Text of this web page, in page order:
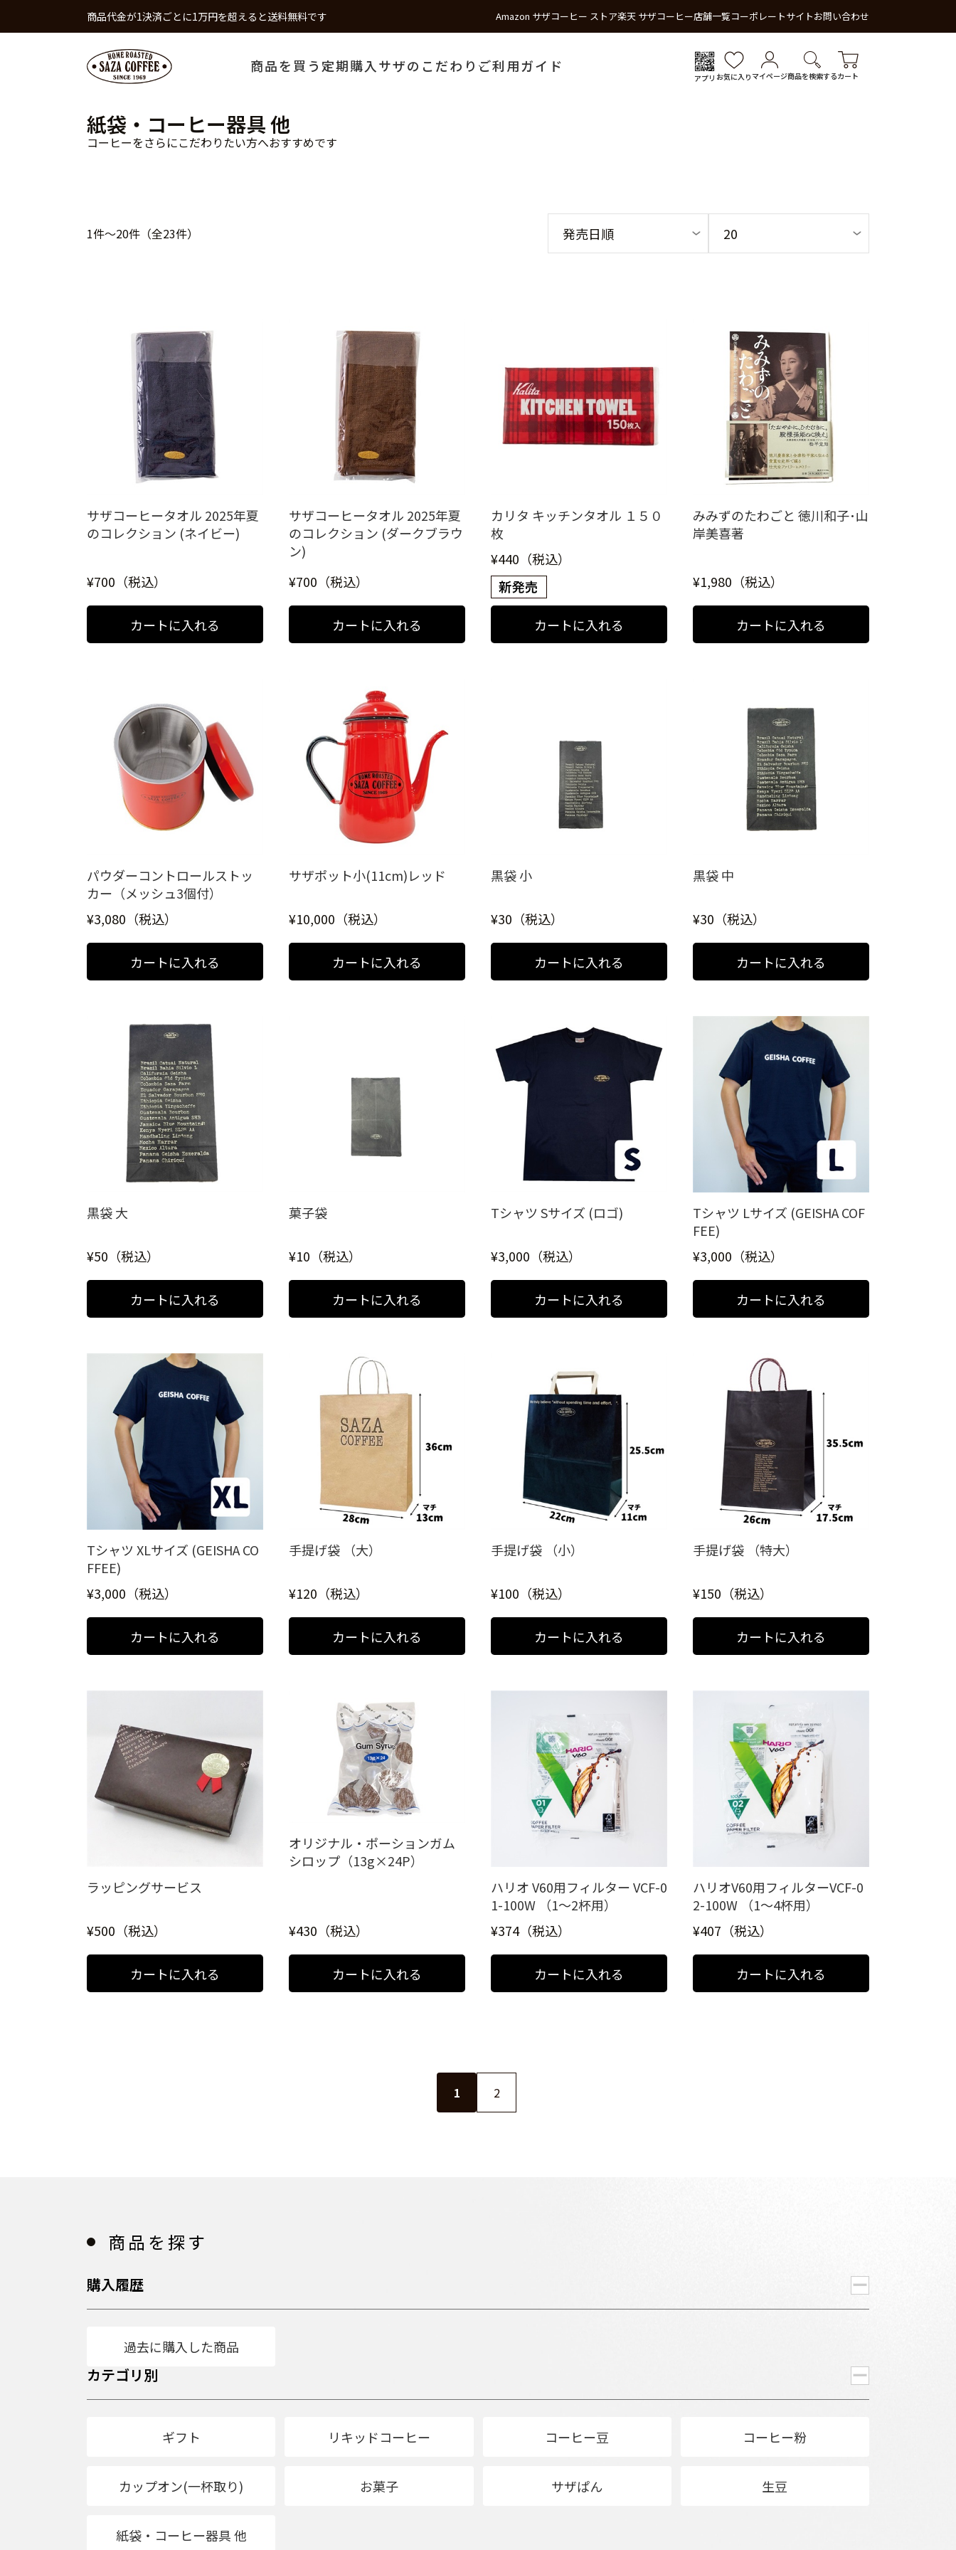
商品代金が1決済ごとに1万円を超えると送料無料です Amazon サザコーヒー ストア楽天 サザコーヒー店舗一覧コーポレートサイトお問い合わせ
商品を買う 定期購入 サザのこだわり ご利用ガイド
アプリ お気に入り マイページ商品を検索するカート
紙袋・コーヒー器具 他
コーヒーをさらにこだわりたい方へおすすめです
1件～20件（全23件）
サザコーヒータオル 2025年夏
のコレクション (ネイビー)
¥700（税込）
サザコーヒータオル 2025年夏
のコレクション (ダークブラウ
ン)
¥700（税込）
カリタ キッチンタオル １５０
枚
¥440（税込）
みみずのたわごと 徳川和子･山
岸美喜著
¥1,980（税込）
パウダーコントロールストッ
カー（メッシュ3個付）
¥3,080（税込）
サザポット小(11cm)レッド
¥10,000（税込）
黒袋 小
¥30（税込）
黒袋 中
¥30（税込）
黒袋 大
¥50（税込）
菓子袋
¥10（税込）
Tシャツ Sサイズ (ロゴ)
¥3,000（税込）
Tシャツ Lサイズ (GEISHA COF
FEE)
¥3,000（税込）
Tシャツ XLサイズ (GEISHA CO
FFEE)
¥3,000（税込）
手提げ袋 （大）
¥120（税込）
手提げ袋 （小）
¥100（税込）
手提げ袋 （特大）
¥150（税込）
ラッピングサービス
¥500（税込）
オリジナル・ポーションガム
シロップ（13g×24P）
¥430（税込）
ハリオ V60用フィルター VCF-0
1-100W （1～2杯用）
¥374（税込）
ハリオV60用フィルターVCF-0
2-100W （1～4杯用）
¥407（税込）
1 2
商品を探す
購入履歴
過去に購入した商品
カテゴリ別
ギフト リキッドコーヒー コーヒー豆 コーヒー粉
カップオン(一杯取り) お菓子 サザぱん 生豆
紙袋・コーヒー器具 他